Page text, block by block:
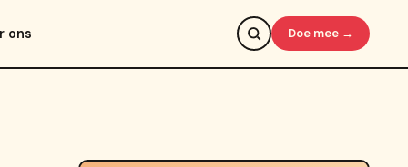
ons Doe mee →